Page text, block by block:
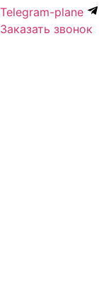
Telegram-plane
Заказать звонок